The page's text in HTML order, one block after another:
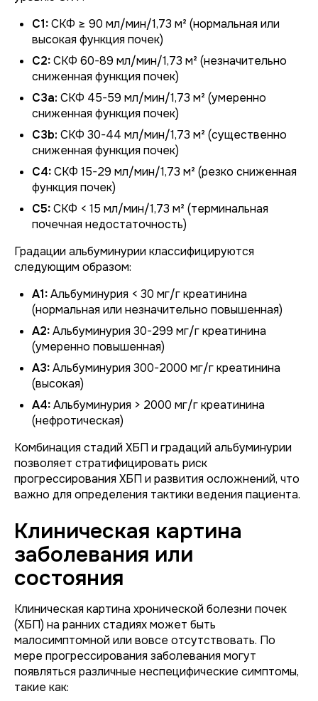
C1:СКФ ≥ 90 мл/мин/1,73 м² (нормальная или
высокая функция почек)
C2:СКФ 60-89 мл/мин/1,73 м² (незначительно
сниженная функция почек)
C3a: СКФ 45-59 мл/мин/1,73 м² (умеренно
сниженная функция почек)
C3b: СКФ 30-44 мл/мин/1,73 м² (существенно
сниженная функция почек)
C4:СКФ 15-29 мл/мин/1,73 м² (резко сниженная
функция почек)
C5:СКФ < 15 мл/мин/1,73 м² (терминальная
почечная недостаточность)
Градации альбуминурии классифицируются
следующим образом:
A1:Альбуминурия < 30 мг/г креатинина
(нормальная или незначительно повышенная)
A2:Альбуминурия 30-299 мг/г креатинина
(умеренно повышенная)
A3:Альбуминурия 300-2000 мг/г креатинина
(высокая)
A4:Альбуминурия > 2000 мг/г креатинина
(нефротическая)
Комбинация стадий ХБП и градаций альбуминурии
позволяет стратифицировать риск
прогрессирования ХБП и развития осложнений, что
важно для определения тактики ведения пациента.
Клиническая картина
заболевания или
состояния
Клиническая картина хронической болезни почек
(ХБП) на ранних стадиях может быть
малосимптомной или вовсе отсутствовать. По
мере прогрессирования заболевания могут
появляться различные неспецифические симптомы,
такие как: